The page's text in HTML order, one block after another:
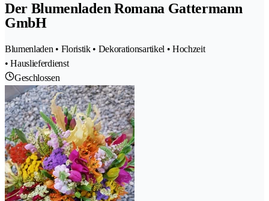
Der Blumenladen Romana Gattermann
GmbH
Blumenladen • Floristik • Dekorationsartikel • Hochzeit
• Hauslieferdienst
Geschlossen